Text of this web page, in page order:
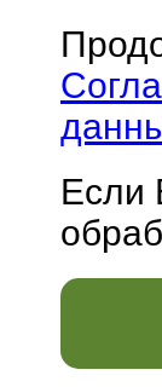
Если